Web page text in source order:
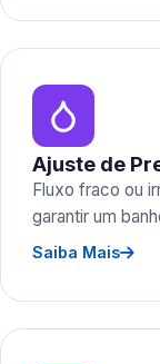
Ajuste de
Fluxo fraco ou
garantir um
Saiba Mais